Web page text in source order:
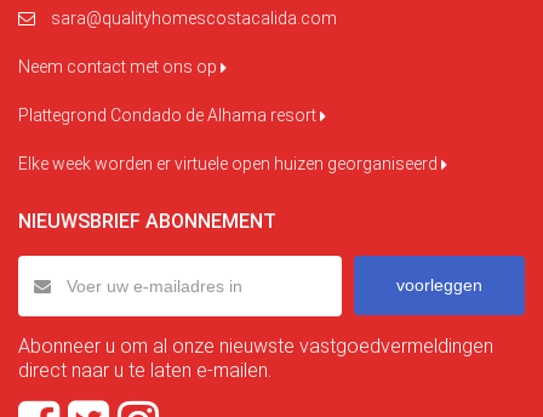
sara@qualityhomescostacalida.com
Neem contact met ons op
Plattegrond Condado de Alhama resort
Elke week worden er virtuele open huizen georganiseerd
NIEUWSBRIEF ABONNEMENT
voorleggen
Abonneer u om al onze nieuwste vastgoedvermeldingen
direct naar u te laten e-mailen.